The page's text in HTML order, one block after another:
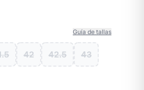
Guía de tallas
42 42.5 43